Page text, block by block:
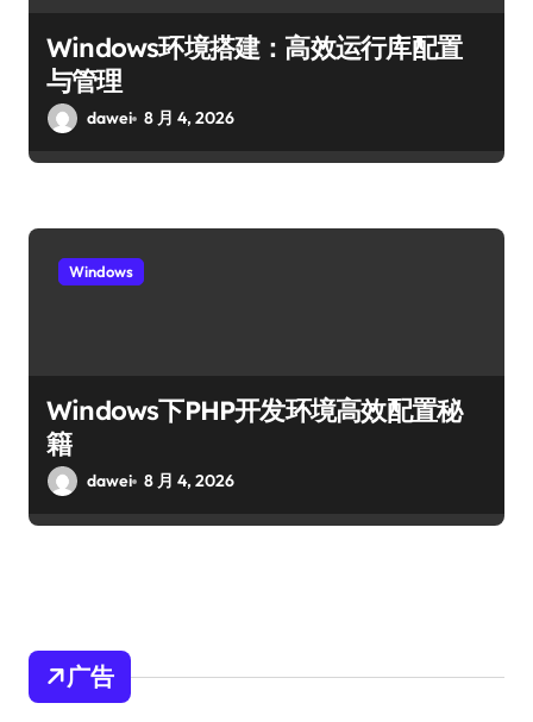
Windows环境搭建：高效运行库配置
与管理
dawei 8 月 4, 2026
Windows
Windows下PHP开发环境高效配置秘
籍
dawei 8 月 4, 2026
广告